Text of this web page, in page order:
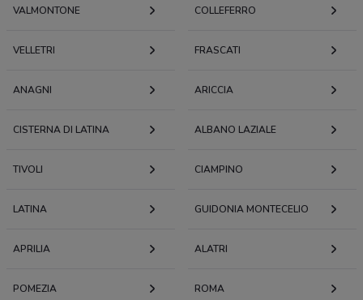
VALMONTONE COLLEFERRO
VELLETRI FRASCATI
ANAGNI ARICCIA
CISTERNA DI LATINA ALBANO LAZIALE
TIVOLI CIAMPINO
LATINA GUIDONIA MONTECELIO
APRILIA ALATRI
POMEZIA ROMA